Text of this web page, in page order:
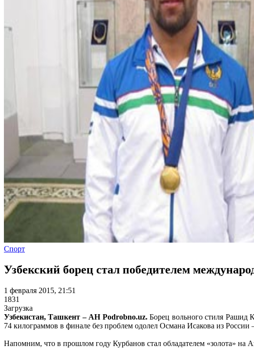
Спорт
Узбекский борец стал победителем
1 февраля 2015, 21:51
1831
Загрузка
Узбекистан, Ташкент – АН Podrobno.uz.Борец вольного стиля Рашид
74 килограммов в финале без проблем одолел Османа Исакова из России
Напомним, что в прошлом году Курбанов стал обладателем «золота» на